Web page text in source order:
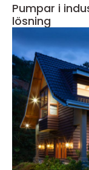
Pumpar i
lösning